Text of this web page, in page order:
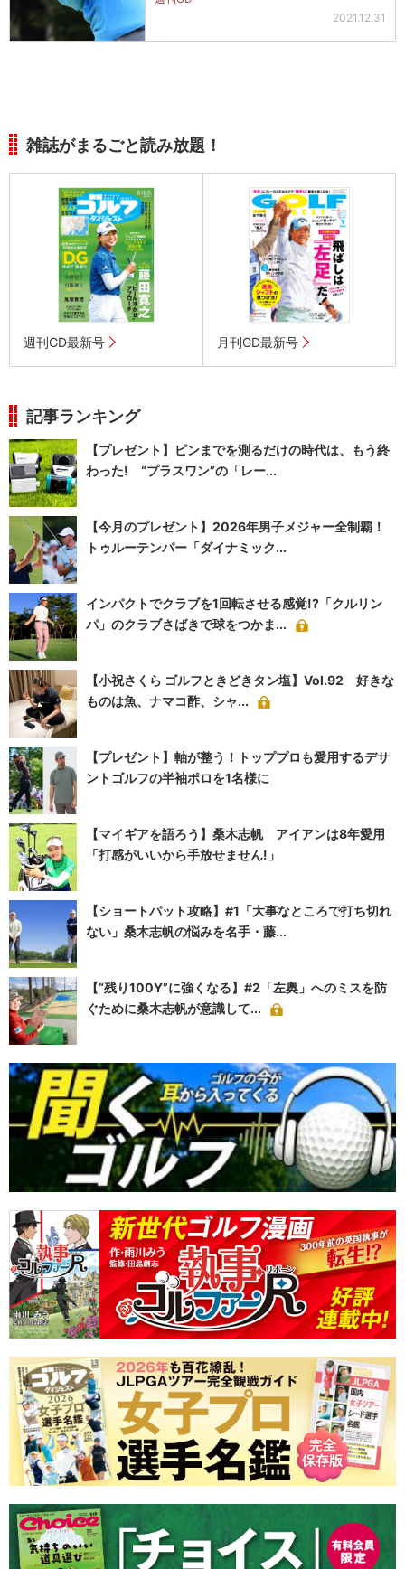
2021.12.31
雑誌がまるごと読み放題！
週刊GD最新号 月刊GD最新号
記事ランキング
【プレゼント】ピンまでを測るだけの時代は、もう終
わった! “プラスワン”の「レー...
【今月のプレゼント】2026年男子メジャー全制覇！
トゥルーテンパー「ダイナミック...
インパクトでクラブを1回転させる感覚!?「クルリン
パ」のクラブさばきで球をつかま...
【小祝さくら ゴルフときどきタン塩】Vol.92 好きな
ものは魚、ナマコ酢、シャ...
【プレゼント】軸が整う！トッププロも愛用するデサ
ントゴルフの半袖ポロを1名様に
【マイギアを語ろう】桑木志帆 アイアンは8年愛用
「打感がいいから手放せません!」
【ショートパット攻略】#1「大事なところで打ち切れ
ない」桑木志帆の悩みを名手・藤...
【“残り100Y”に強くなる】#2「左奥」へのミスを防
ぐために桑木志帆が意識して...